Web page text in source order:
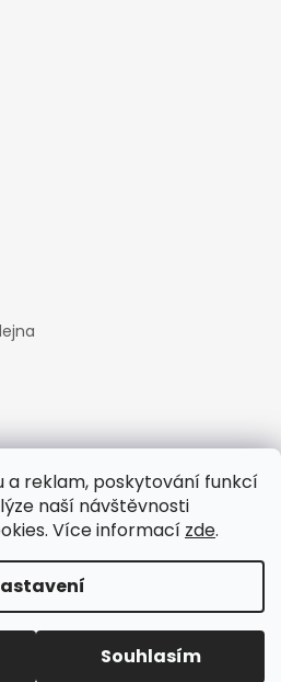
a reklam, poskytování funkcí
naší návštěvnosti
Více informací zde.
Souhlasím
. Všechna práva vyhrazena.
cookies